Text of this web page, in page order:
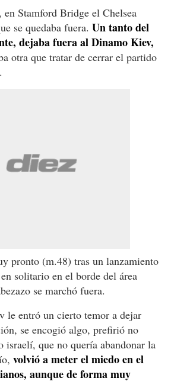
Stamford Bridge el Chelsea
se quedaba fuera. Un tanto del
dejaba fuera al Dinamo Kiev,
otra que tratar de cerrar el partido
pronto (m.48) tras un lanzamiento
solitario en el borde del área
se marchó fuera.
le entró un cierto temor a dejar
se encogió algo, prefirió no
israelí, que no quería abandonar la
volvió a meter el miedo en el
aunque de forma muy